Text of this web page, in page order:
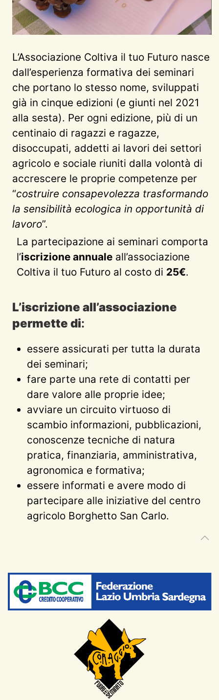
L’Associazione Coltiva il tuo Futuro nasce
dall’esperienza formativa dei seminari
che portano lo stesso nome, sviluppati
già in cinque edizioni (e giunti nel 2021
alla sesta). Per ogni edizione, più di un
centinaio di ragazzi e ragazze,
disoccupati, addetti ai lavori dei settori
agricolo e sociale riuniti dalla volontà di
accrescere le proprie competenze per
“costruire consapevolezza trasformando
la sensibilità ecologica in opportunità di
lavoro”.
La partecipazione ai seminari comporta
l’iscrizione annuale all’associazione
Coltiva il tuo Futuro al costo di 25€.
L’iscrizione all’associazione
permette di:
essere assicurati per tutta la durata
dei seminari;
fare parte una rete di contatti per
dare valore alle proprie idee;
avviare un circuito virtuoso di
scambio informazioni, pubblicazioni,
conoscenze tecniche di natura
pratica, finanziaria, amministrativa,
agronomica e formativa;
essere informati e avere modo di
partecipare alle iniziative del centro
agricolo Borghetto San Carlo.